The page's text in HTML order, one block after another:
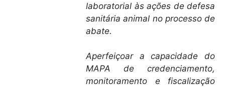
laboratorial às ações de defesa
sanitária animal no processo de
abate.
Aperfeiçoar a capacidade do
MAPA de credenciamento,
monitoramento e fiscalização